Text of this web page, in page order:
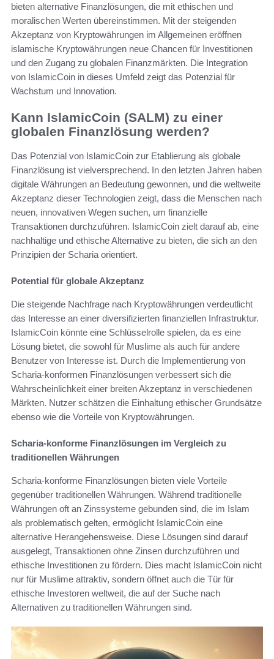
bieten alternative Finanzlösungen, die mit ethischen und
moralischen Werten übereinstimmen. Mit der steigenden
Akzeptanz von Kryptowährungen im Allgemeinen eröffnen
islamische Kryptowährungen neue Chancen für Investitionen
und den Zugang zu globalen Finanzmärkten. Die Integration
von IslamicCoin in dieses Umfeld zeigt das Potenzial für
Wachstum und Innovation.
Kann IslamicCoin (SALM) zu einer
globalen Finanzlösung werden?
Das Potenzial von IslamicCoin zur Etablierung als globale
Finanzlösung ist vielversprechend. In den letzten Jahren haben
digitale Währungen an Bedeutung gewonnen, und die weltweite
Akzeptanz dieser Technologien zeigt, dass die Menschen nach
neuen, innovativen Wegen suchen, um finanzielle
Transaktionen durchzuführen. IslamicCoin zielt darauf ab, eine
nachhaltige und ethische Alternative zu bieten, die sich an den
Prinzipien der Scharia orientiert.
Potential für globale Akzeptanz
Die steigende Nachfrage nach Kryptowährungen verdeutlicht
das Interesse an einer diversifizierten finanziellen Infrastruktur.
IslamicCoin könnte eine Schlüsselrolle spielen, da es eine
Lösung bietet, die sowohl für Muslime als auch für andere
Benutzer von Interesse ist. Durch die Implementierung von
Scharia-konformen Finanzlösungen verbessert sich die
Wahrscheinlichkeit einer breiten Akzeptanz in verschiedenen
Märkten. Nutzer schätzen die Einhaltung ethischer Grundsätze
ebenso wie die Vorteile von Kryptowährungen.
Scharia-konforme Finanzlösungen im Vergleich zu
traditionellen Währungen
Scharia-konforme Finanzlösungen bieten viele Vorteile
gegenüber traditionellen Währungen. Während traditionelle
Währungen oft an Zinssysteme gebunden sind, die im Islam
als problematisch gelten, ermöglicht IslamicCoin eine
alternative Herangehensweise. Diese Lösungen sind darauf
ausgelegt, Transaktionen ohne Zinsen durchzuführen und
ethische Investitionen zu fördern. Dies macht IslamicCoin nicht
nur für Muslime attraktiv, sondern öffnet auch die Tür für
ethische Investoren weltweit, die auf der Suche nach
Alternativen zu traditionellen Währungen sind.